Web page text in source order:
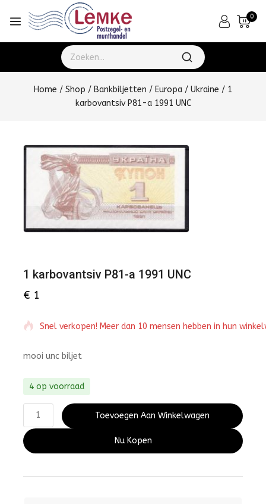
0
Home / Shop / Bankbiljetten / Europa / Ukraine / 1
karbovantsiv P81-a 1991 UNC
1 karbovantsiv P81-a 1991 UNC
€ 1
Snel verkopen! Meer dan 10 mensen hebben in hun
mooi unc biljet
4 op voorraad
Toevoegen Aan Winkelwagen
Nu Kopen